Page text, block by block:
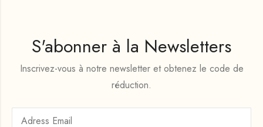
S'abonner à la Newsletters
Inscrivez-vous à notre newsletter et obtenez le code de
réduction.